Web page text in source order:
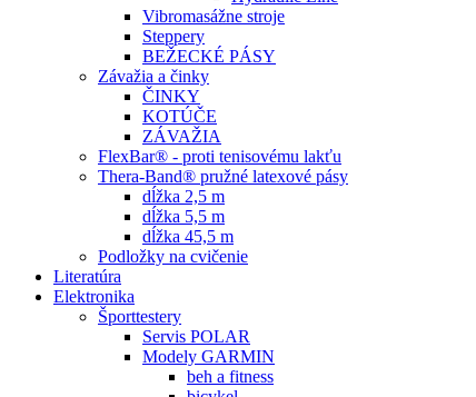
Vibromasážne stroje
Steppery
BEŽECKÉ PÁSY
Závažia a činky
ČINKY
KOTÚČE
ZÁVAŽIA
FlexBar® - proti tenisovému lakťu
Thera-Band® pružné latexové pásy
dĺžka 2,5 m
dĺžka 5,5 m
dĺžka 45,5 m
Podložky na cvičenie
Literatúra
Elektronika
Športtestery
Servis POLAR
Modely GARMIN
beh a fitness